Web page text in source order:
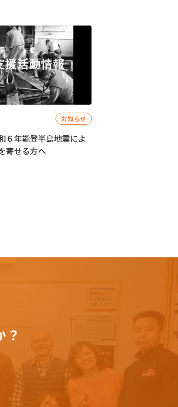
お知らせ
６年能登半島地震によ
寄せる方へ
？